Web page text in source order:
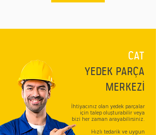
CAT
YEDEK PARÇA
MERKEZİ
İhtiyacınız olan yedek parçalar
için talep oluşturabilir veya
bizi her zaman arayabilirsiniz.
Hızlı tedarik ve uygun